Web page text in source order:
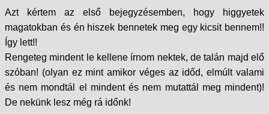
Azt kértem az első bejegyzésemben, hogy higgyetek
magatokban és én hiszek bennetek meg egy kicsit bennem!!
Így lett!!
Rengeteg mindent le kellene írnom nektek, de talán majd elő
szóban! (olyan ez mint amikor véges az időd, elmúlt valami
és nem mondtál el mindent és nem mutattál meg mindent)!
De nekünk lesz még rá időnk!